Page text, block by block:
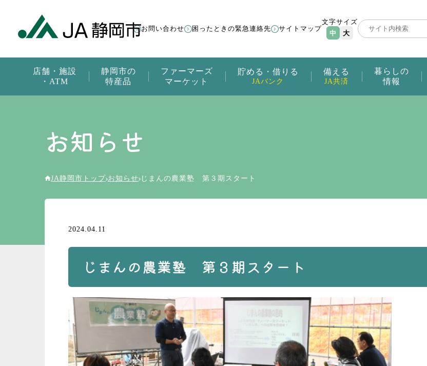
店舗・施設
・ATM
静岡市の
特産品
ファーマーズ
マーケット
貯める・借りる
JAバンク
備える
JA共済
暮らしの
情報
お問い合わせ 困ったときの緊急連絡先 サイトマップ
文字サイズ
中
大
お知らせ
JA静岡市トップ お知らせ じまんの農業塾 第３期スタート
2024.04.11
じまんの農業塾 第３期スタート